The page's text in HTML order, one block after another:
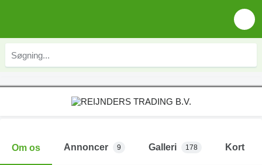
Om os Annoncer 9 Galleri 178 Kort